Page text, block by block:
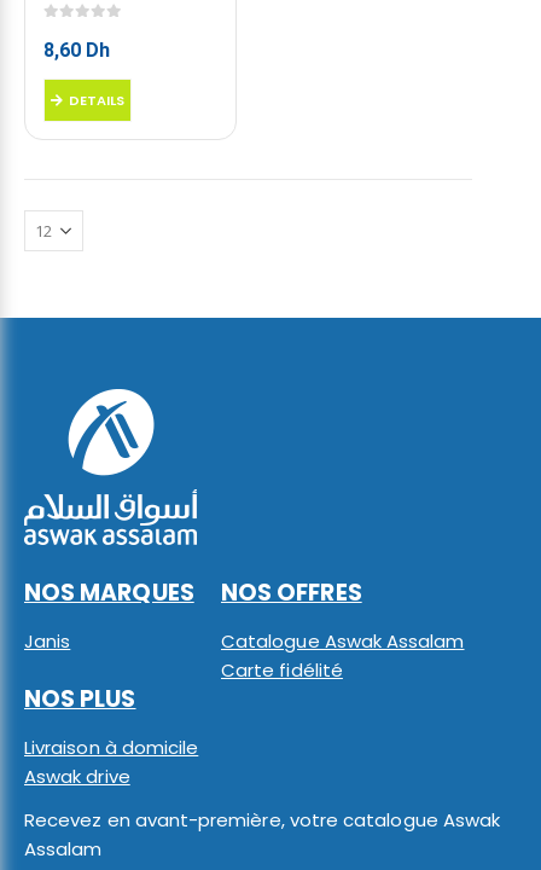
8,60 Dh
DETAILS
NOS MARQUES
Janis
NOS OFFRES
Catalogue Aswak Assalam
Carte fidélité
NOS PLUS
Livraison à domicile
Aswak drive
Recevez en avant-première, votre catalogue Aswak
Assalam